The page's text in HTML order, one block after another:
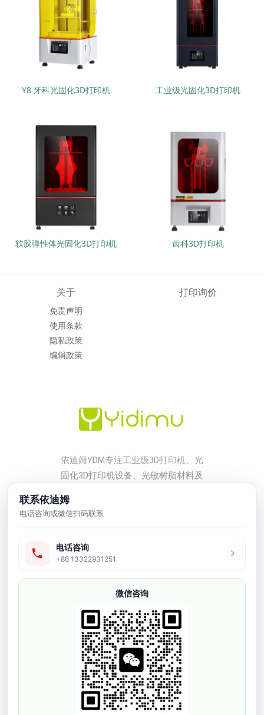
Y8 牙科光固化3D打印机 工业级光固化3D打印机
软胶弹性体光固化3D打印机 齿科3D打印机
关于
免责声明
使用条款
隐私政策
编辑政策
打印询价
依迪姆YDM专注工业级3D打印机、光
固化3D打印机设备、光敏树脂材料及
批量生产、工业模型、牙科、珠宝、
友情链接
产品中心
软胶弹性3D打印机
工业级3D打印机
光敏树脂耗材
3D打印配件
3d模型打样
联系依迪姆
电话咨询或微信扫码联系
电话咨询
+86 13322931251
微信咨询